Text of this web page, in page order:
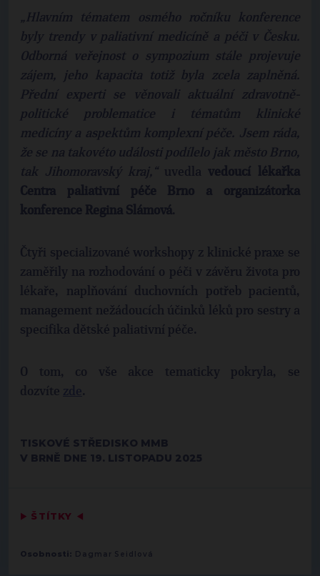
„Hlavním tématem osmého ročníku konference
byly trendy v paliativní medicíně a péči v Česku.
Odborná veřejnost o sympozium stále projevuje
zájem, jeho kapacita totiž byla zcela zaplněná.
Přední experti se věnovali aktuální zdravotně-
politické problematice i tématům klinické
medicíny a aspektům komplexní péče. Jsem ráda,
že se na takovéto události podílelo jak město Brno,
tak Jihomoravský kraj,“uvedla vedoucí lékařka
Centra paliativní péče Brno a organizátorka
konference Regina Slámová.
Čtyři specializované workshopy z klinické praxe se
zaměřily na rozhodování o péči v závěru života pro
lékaře, naplňování duchovních potřeb pacientů,
management nežádoucích účinků léků pro sestry a
specifika dětské paliativní péče.
O tom, co vše akce tematicky pokryla, se
dozvíte
.
TISKOVÉ STŘEDISKO MMB
V BRNĚ DNE 19. LISTOPADU 2025
▶ ŠTÍTKY ◀
Osobnosti: Dagmar Seidlová